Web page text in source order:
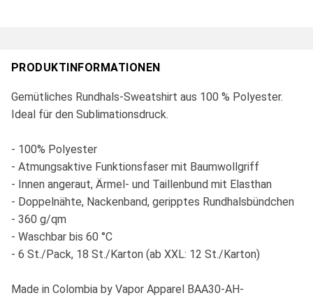
PRODUKTINFORMATIONEN
Gemütliches Rundhals-Sweatshirt aus 100 % Polyester.
Ideal für den Sublimationsdruck.
- 100% Polyester
- Atmungsaktive Funktionsfaser mit Baumwollgriff
- Innen angeraut, Ärmel- und Taillenbund mit Elasthan
- Doppelnähte, Nackenband, geripptes Rundhalsbündchen
- 360 g/qm
- Waschbar bis 60 °C
- 6 St./Pack, 18 St./Karton (ab XXL: 12 St./Karton)
Made in Colombia by Vapor Apparel BAA30-AH-